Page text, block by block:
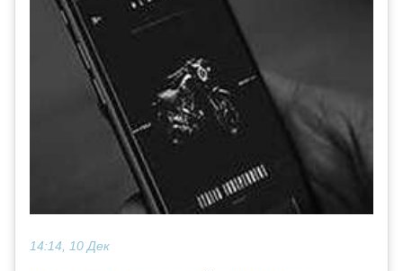
14:14, 10 Дек